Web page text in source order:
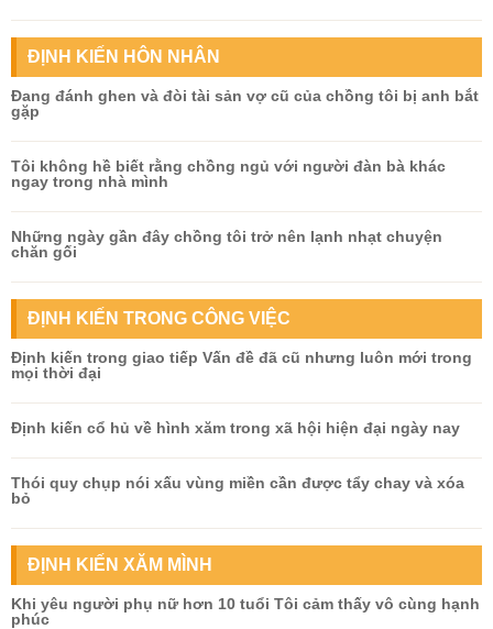
ĐỊNH KIẾN HÔN NHÂN
Đang đánh ghen và đòi tài sản vợ cũ của chồng tôi bị anh bắt
gặp
Tôi không hề biết rằng chồng ngủ với người đàn bà khác
ngay trong nhà mình
Những ngày gần đây chồng tôi trở nên lạnh nhạt chuyện
chăn gối
ĐỊNH KIẾN TRONG CÔNG VIỆC
Định kiến trong giao tiếp Vấn đề đã cũ nhưng luôn mới trong
mọi thời đại
Định kiến cổ hủ về hình xăm trong xã hội hiện đại ngày nay
Thói quy chụp nói xấu vùng miền cần được tẩy chay và xóa
bỏ
ĐỊNH KIẾN XĂM MÌNH
Khi yêu người phụ nữ hơn 10 tuổi Tôi cảm thấy vô cùng hạnh
phúc